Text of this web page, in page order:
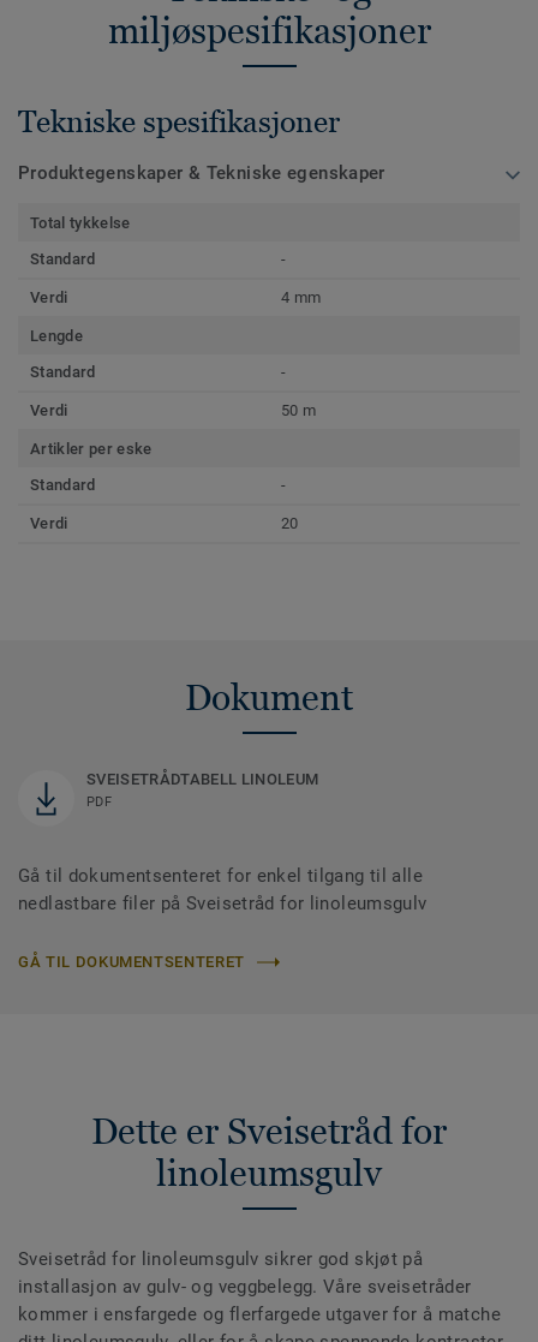
miljøspesifikasjoner
Tekniske spesifikasjoner
Produktegenskaper & Tekniske egenskaper
Total tykkelse
Standard
-
Verdi 4 mm
Lengde
Standard
-
Verdi 50 m
Artikler per eske
Standard
-
Verdi 20
Dokument
SVEISETRÅDTABELL LINOLEUM
PDF
Gå til dokumentsenteret for enkel tilgang til alle
nedlastbare filer på Sveisetråd for linoleumsgulv
GÅ TIL DOKUMENTSENTERET
Dette er Sveisetråd for
linoleumsgulv
Sveisetråd for linoleumsgulv sikrer god skjøt på
installasjon av gulv- og veggbelegg. Våre sveisetråder
kommer i ensfargede og flerfargede utgaver for å matche